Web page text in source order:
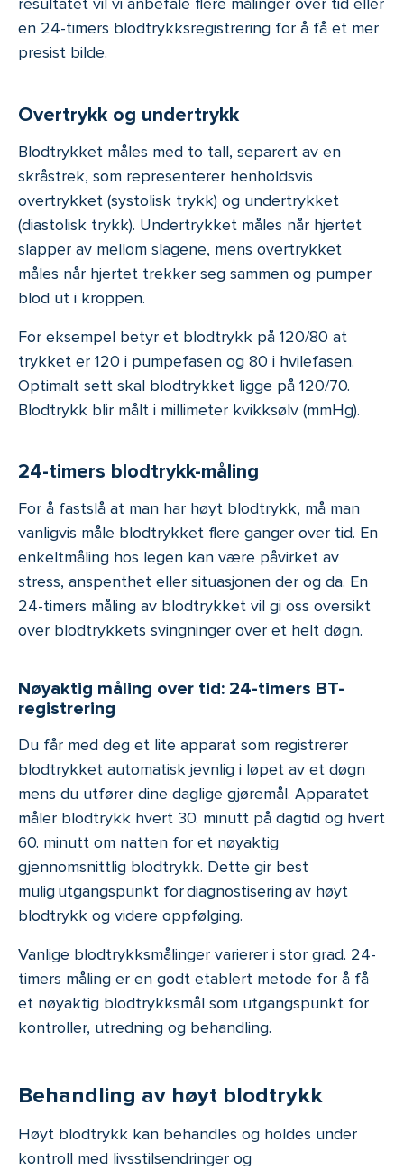
en 24-timers blodtrykksregistrering for å få et mer
presist bilde.
Overtrykk og undertrykk
Blodtrykket måles med to tall, separert av en
skråstrek, som representerer henholdsvis
overtrykket (systolisk trykk) og undertrykket
(diastolisk trykk). Undertrykket måles når hjertet
slapper av mellom slagene, mens overtrykket
måles når hjertet trekker seg sammen og pumper
blod ut i kroppen.
For eksempel betyr et blodtrykk på 120/80 at
trykket er 120 i pumpefasen og 80 i hvilefasen.
Optimalt sett skal blodtrykket ligge på 120/70.
Blodtrykk blir målt i millimeter kvikksølv (mmHg).
24-timers blodtrykk-måling
For å fastslå at man har høyt blodtrykk, må man
vanligvis måle blodtrykket flere ganger over tid. En
enkeltmåling hos legen kan være påvirket av
stress, anspenthet eller situasjonen der og da. En
24-timers måling av blodtrykket vil gi oss oversikt
over blodtrykkets svingninger over et helt døgn.
Nøyaktig måling over tid: 24-timers BT-
registrering
Du får med deg et lite apparat som registrerer
blodtrykket automatisk jevnlig i løpet av et døgn
mens du utfører dine daglige gjøremål. Apparatet
måler blodtrykk hvert 30. minutt på dagtid og hvert
60. minutt om natten for et nøyaktig
gjennomsnittlig blodtrykk. Dette gir best
mulig utgangspunkt for diagnostisering av høyt
blodtrykk og videre oppfølging.
Vanlige blodtrykksmålinger varierer i stor grad. 24-
timers måling er en godt etablert metode for å få
et nøyaktig blodtrykksmål som utgangspunkt for
kontroller, utredning og behandling.
Behandling av høyt blodtrykk
Høyt blodtrykk kan behandles og holdes under
kontroll med livsstilsendringer og